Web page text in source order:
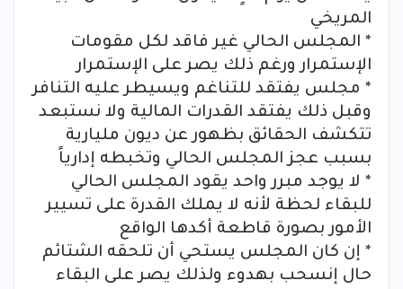
المريخي
* المجلس الحالي غير فاقد لكل مقومات
الإستمرار ورغم ذلك يصر على الإستمرار
* مجلس يفتقد للتناغم ويسيطر عليه التنافر
وقبل ذلك يفتقد القدرات المالية ولا نستبعد
تتكشف الحقائق بظهور عن ديون مليارية
بسبب عجز المجلس الحالي وتخبطه إدارياً
* لا يوجد مبرر واحد يقود المجلس الحالي
للبقاء لحظة لأنه لا يملك القدرة على تسيير
الأمور بصورة قاطعة أكدها الواقع
* إن كان المجلس يستحي أن تلحقه الشتائم
حال إنسحب بهدوء ولذلك يصر على البقاء